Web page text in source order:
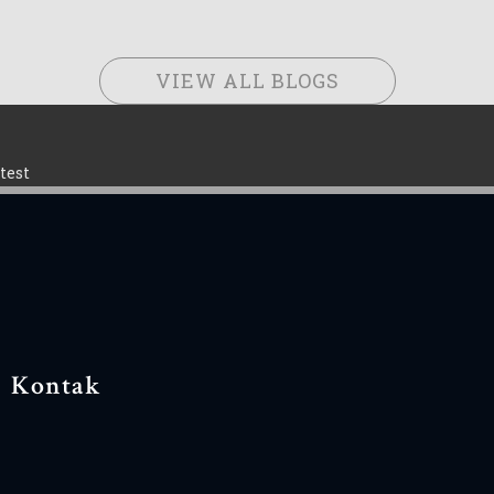
VIEW ALL BLOGS
test
Kontak